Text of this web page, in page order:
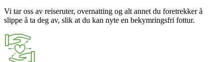
Vi tar oss av reiseruter, overnatting og alt annet du foretrekker å
slippe å ta deg av, slik at du kan nyte en bekymringsfri fottur.